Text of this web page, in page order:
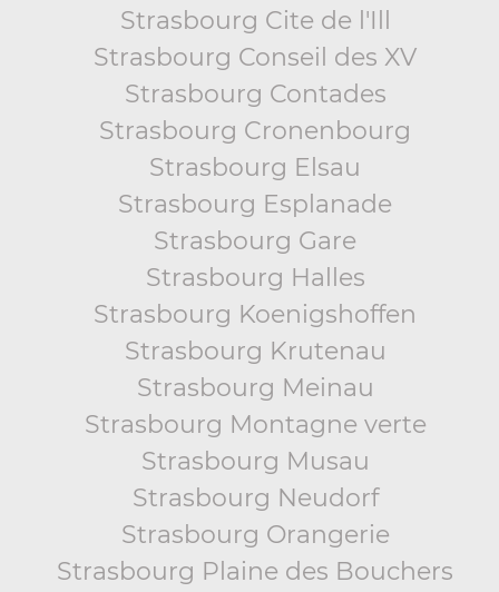
Strasbourg Cite de l'Ill
Strasbourg Conseil des XV
Strasbourg Contades
Strasbourg Cronenbourg
Strasbourg Elsau
Strasbourg Esplanade
Strasbourg Gare
Strasbourg Halles
Strasbourg Koenigshoffen
Strasbourg Krutenau
Strasbourg Meinau
Strasbourg Montagne verte
Strasbourg Musau
Strasbourg Neudorf
Strasbourg Orangerie
Strasbourg Plaine des Bouchers